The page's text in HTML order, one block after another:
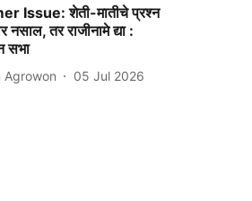
Issue: शेती-मातीचे प्रश्‍न
नसाल, तर राजीनामे द्या :
सभा
Agrowon 05 Jul 2026